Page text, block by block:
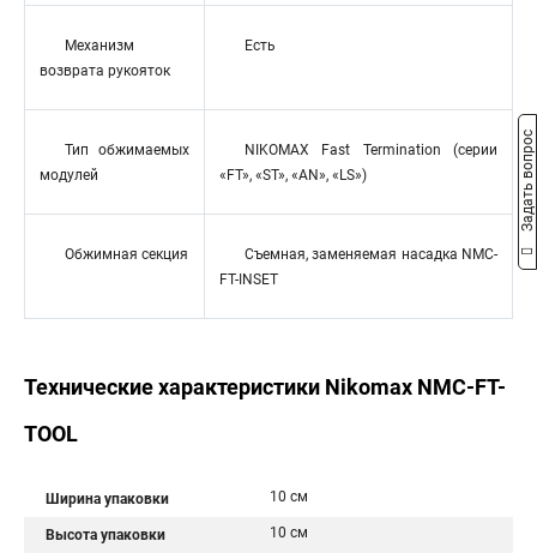
Механизм
возврата рукояток
Есть
Тип обжимаемых
модулей
NIKOMAX Fast Termination (серии
«FT», «ST», «AN», «LS»)
Обжимная секция
Съемная, заменяемая насадка NMC-
FT-INSET
Технические характеристики Nikomax NMC-FT-
TOOL
Ширина упаковки 10 см
Высота упаковки 10 см
Задать вопрос